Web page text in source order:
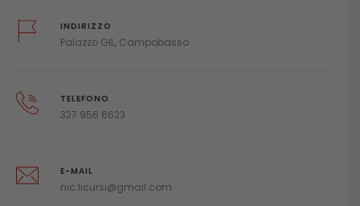
INDIRIZZO
Palazzo GIL, Campobasso
TELEFONO
327 956 6623
E-MAIL
nic.licursi@gmail.com